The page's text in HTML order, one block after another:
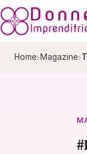
Salta
al
Home›Magazine›